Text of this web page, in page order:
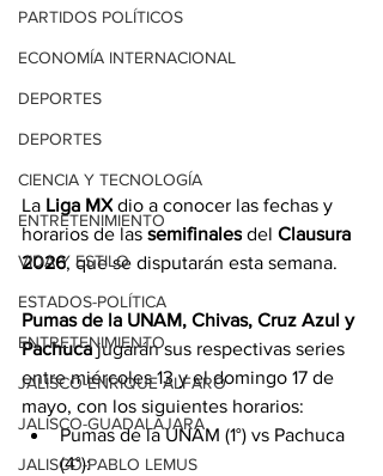
PARTIDOS POLÍTICOS
ECONOMÍA INTERNACIONAL
DEPORTES
DEPORTES
CIENCIA Y TECNOLOGÍA
ENTRETENIMIENTO
VIDA Y ESTILO
ESTADOS-POLÍTICA
ENTRETENIMIENTO
JALISCO-ENRIQUE ALFARO
JALISCO-GUADALAJARA
JALISCO-PABLO LEMUS
La Liga MX dio a conocer las fechas y
horarios de las semifinales del Clausura
2026, que se disputarán esta semana.
Pumas de la UNAM, Chivas, Cruz Azul y
Pachuca jugarán sus respectivas series
entre miércoles 13 y el domingo 17 de
mayo, con los siguientes horarios:
Pumas de la UNAM (1°) vs Pachuca
(4°):